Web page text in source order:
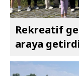
Rekreatif
araya getirdi